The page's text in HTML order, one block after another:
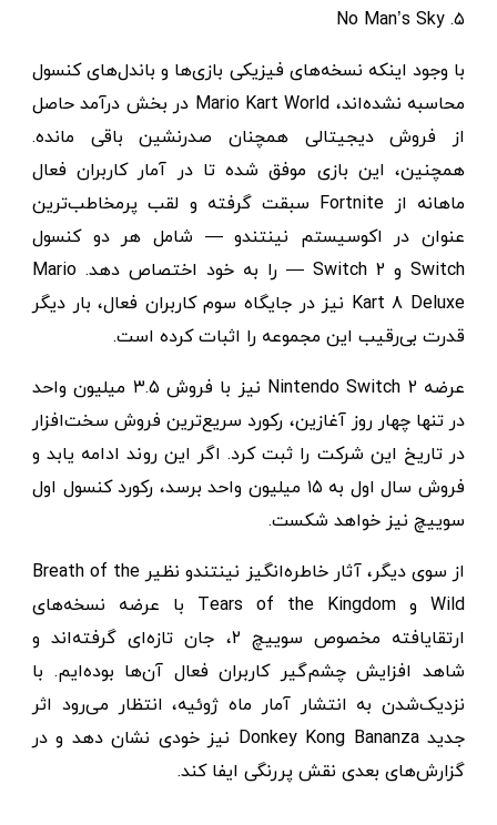
۵. No Man’s Sky
با وجود اینکه نسخه‌های فیزیکی بازی‌ها و باندل‌های کنسول
محاسبه نشده‌اند، Mario Kart World در بخش درآمد حاصل
از فروش دیجیتالی همچنان صدرنشین باقی مانده.
همچنین، این بازی موفق شده تا در آمار کاربران فعال
ماهانه از Fortnite سبقت گرفته و لقب پرمخاطب‌ترین
عنوان در اکوسیستم نینتندو — شامل هر دو کنسول
Switch و Switch 2 — را به خود اختصاص دهد. Mario
Kart 8 Deluxe نیز در جایگاه سوم کاربران فعال، بار دیگر
قدرت بی‌رقیب این مجموعه را اثبات کرده است.
عرضه Nintendo Switch 2 نیز با فروش ۳.۵ میلیون واحد
در تنها چهار روز آغازین، رکورد سریع‌ترین فروش سخت‌افزار
در تاریخ این شرکت را ثبت کرد. اگر این روند ادامه یابد و
فروش سال اول به ۱۵ میلیون واحد برسد، رکورد کنسول اول
سوییچ نیز خواهد شکست.
از سوی دیگر، آثار خاطره‌انگیز نینتندو نظیر Breath of the
Wild و Tears of the Kingdom با عرضه نسخه‌های
ارتقایافته مخصوص سوییچ ۲، جان تازه‌ای گرفته‌اند و
شاهد افزایش چشم‌گیر کاربران فعال آن‌ها بوده‌ایم. با
نزدیک‌شدن به انتشار آمار ماه ژوئیه، انتظار می‌رود اثر
جدید Donkey Kong Bananza نیز خودی نشان دهد و در
گزارش‌های بعدی نقش پررنگی ایفا کند.